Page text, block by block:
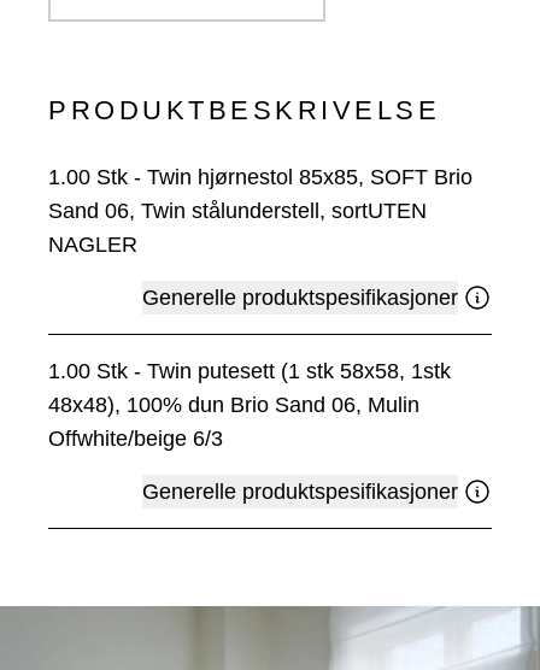
PRODUKTBESKRIVELSE
1.00 Stk - Twin hjørnestol 85x85, SOFT Brio
Sand 06, Twin stålunderstell, sortUTEN
NAGLER
Generelle produktspesifikasjoner
1.00 Stk - Twin putesett (1 stk 58x58, 1stk
48x48), 100% dun Brio Sand 06, Mulin
Offwhite/beige 6/3
Generelle produktspesifikasjoner